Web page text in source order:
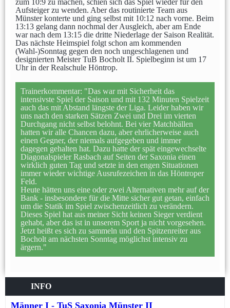
zum 10:9 zu machen, schien sich das Spiel wieder für den
Aufsteiger zu wenden. Aber das routinierte Team aus
Münster konterte und ging selbst mit 10:12 nach vorne. Beim
13:13 gelang dann nochmal der Ausgleich, aber am Ende
war nach dem 13:15 die dritte Niederlage der Saison Realität.
Das nächste Heimspiel folgt schon am kommenden
(Wahl-)Sonntag gegen den noch ungeschlagenen und
designierten Meister TuB Bocholt II. Spielbeginn ist um 17
Uhr in der Realschule Höntrop.
Trainerkommentar: "Das war mit Sicherheit das
intensivste Spiel der Saison und mit 132 Minuten Spielzeit
auch das mit Abstand längste der Liga. Leider haben wir
uns nach den starken Sätzen Zwei und Drei im vierten
Durchgang nicht selbst belohnt. Bei vier Matchbällen
hatten wir alle Chancen dazu, aber ehrlicherweise auch
einen Gegner, der niemals aufgegeben und immer
dagegen gehalten hat. Dazu hatte der spät eingewechselte
Diagonalspieler Rasbach auf Seiten der Saxonia einen
wirklich guten Tag und setzte in den engen Situationen
immer wieder wichtige Ausrufezeichen in das Höntroper
Feld.
Heute hätten uns eine oder zwei Alternativen mehr auf der
Bank - insbesondere für die Mitte sicher gut getan, einfach
um die Statik im Spiel zwischenzeitlich zu verändern.
Dieses Spiel hat aus meiner Sicht keinen Sieger verdient
gehabt, aber das ist in unserem Sport ja nicht vorgesehen.
Jetzt heißt es sich zu sammeln und den Spitzenreiter aus
Bocholt am nächsten Sonntag möglichst intensiv zu
ärgern."
INFO
Männer I - TuS Saxonia Münster II